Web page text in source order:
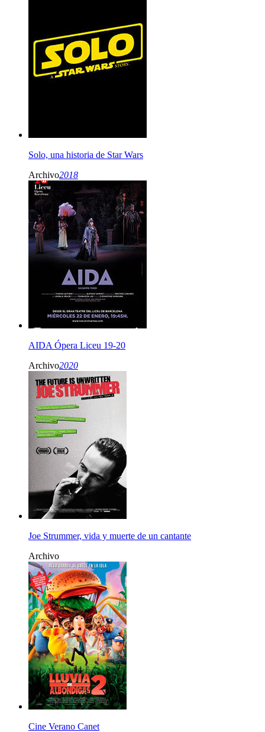
Solo, una historia de Star Wars
Archivo2018
AIDA Ópera Liceu 19-20
Archivo2020
Joe Strummer, vida y muerte de un cantante
Archivo
Cine Verano Canet